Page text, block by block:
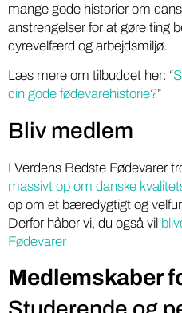
mange gode historier om
anstrengelser for at gøre ting
dyrevelfærd og arbejdsmiljø.
Læs mere om tilbuddet her: “
din gode fødevarehistorie?”
Bliv medlem
I Verdens Bedste Fødevarer
massivt op om danske
op om et bæredygtigt og
Derfor håber vi, du også vil
Fødevarer
Medlemskaber